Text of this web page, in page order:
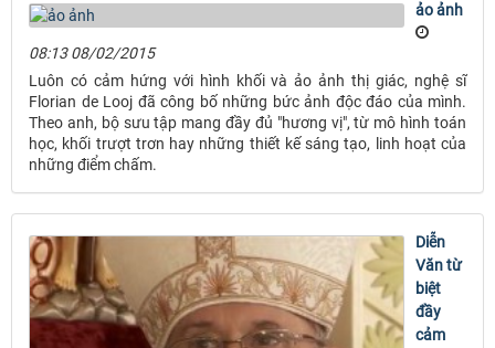
ảo ảnh
08:13 08/02/2015
Luôn có cảm hứng với hình khối và ảo ảnh thị giác, nghệ sĩ
Florian de Looj đã công bố những bức ảnh độc đáo của mình.
Theo anh, bộ sưu tập mang đầy đủ "hương vị", từ mô hình toán
học, khối trượt trơn hay những thiết kế sáng tạo, linh hoạt của
những điểm chấm.
Diễn
Văn từ
biệt
đầy
cảm